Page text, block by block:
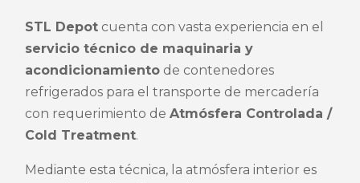
STL Depot cuenta con vasta experiencia en el
servicio técnico de maquinaria y
acondicionamiento de contenedores
refrigerados para el transporte de mercadería
con requerimiento deAtmósfera Controlada /
Cold Treatment.
Mediante esta técnica, la atmósfera interior es